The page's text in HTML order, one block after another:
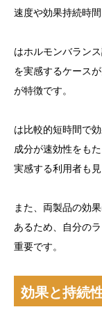
速度や効果持続時
はホルモンバラン
を実感するケース
が特徴です。
は比較的短時間で
成分が速効性をも
実感する利用者も見
また、両製品の効
あるため、自分の
重要です。
効果と持続